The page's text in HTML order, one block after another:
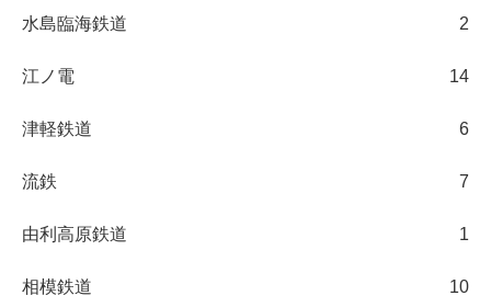
水島臨海鉄道 2
江ノ電 14
津軽鉄道 6
流鉄 7
由利高原鉄道 1
相模鉄道 10